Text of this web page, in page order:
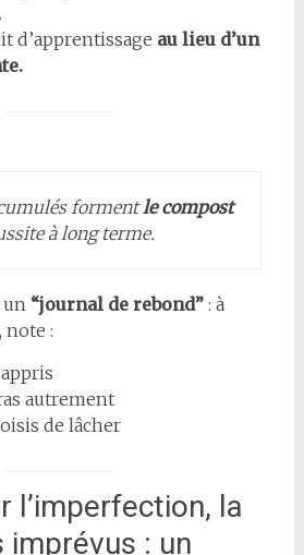
d’apprentissage au lieu d’un
formentle compost
à long terme.
un “journal de rebond” : à
note :
autrement
de lâcher
l’imperfection, la
imprévus : un